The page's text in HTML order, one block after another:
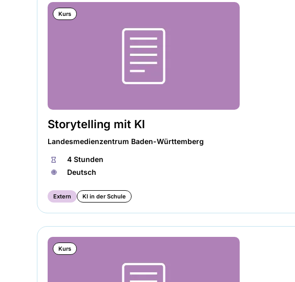
Kurs
Storytelling mit KI
Landesmedienzentrum Baden-Württemberg
⏱
4 Stunden
🌐︎
Deutsch
Extern KI in der Schule
Kurs